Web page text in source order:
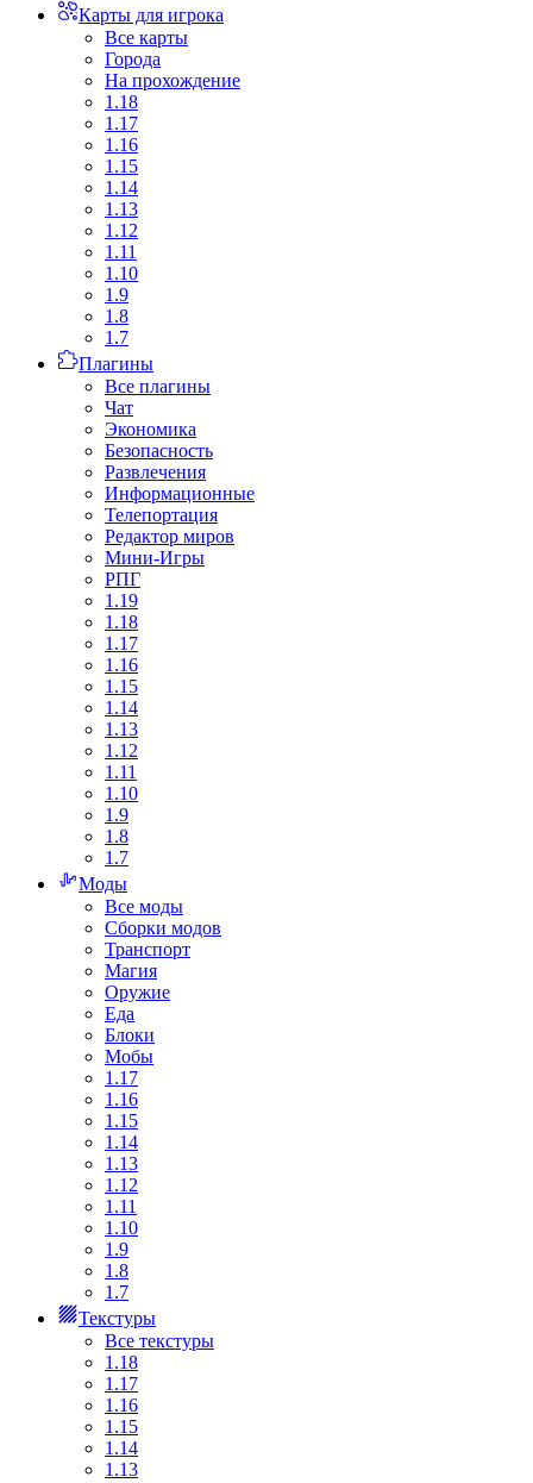
Карты для игрока
Все карты
Города
На прохождение
1.18
1.17
1.16
1.15
1.14
1.13
1.12
1.11
1.10
1.9
1.8
1.7
Плагины
Все плагины
Чат
Экономика
Безопасность
Развлечения
Информационные
Телепортация
Редактор миров
Мини-Игры
РПГ
1.19
1.18
1.17
1.16
1.15
1.14
1.13
1.12
1.11
1.10
1.9
1.8
1.7
Моды
Все моды
Сборки модов
Транспорт
Магия
Оружие
Еда
Блоки
Мобы
1.17
1.16
1.15
1.14
1.13
1.12
1.11
1.10
1.9
1.8
1.7
Текстуры
Все текстуры
1.18
1.17
1.16
1.15
1.14
1.13